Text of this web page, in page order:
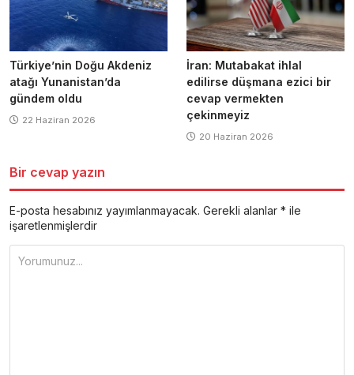
Türkiye’nin Doğu Akdeniz
atağı Yunanistan’da
gündem oldu
22 Haziran 2026
İran: Mutabakat ihlal
edilirse düşmana ezici bir
cevap vermekten
çekinmeyiz
20 Haziran 2026
Bir cevap yazın
E-posta hesabınız yayımlanmayacak. Gerekli alanlar * ile
işaretlenmişlerdir